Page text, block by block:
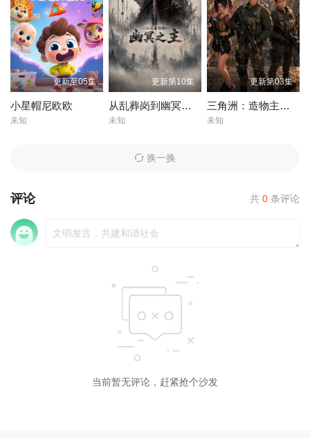
更新至05集
小星帽尼欧欧
未知
更新第10集
从乱葬岗到幽冥之主
未知
更新第03集
三角洲：造物主玩家
未知
换一换
评论 共 0 条评论
当前暂无评论，赶紧抢个沙发